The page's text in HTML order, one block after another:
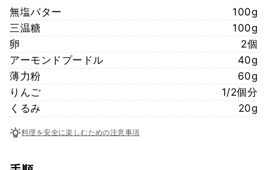
無塩バター
100g
三温糖
100g
卵
2個
アーモンドプードル
40g
薄力粉
60g
りんご
1/2個分
くるみ
20g
料理を安全に楽しむための注意事項